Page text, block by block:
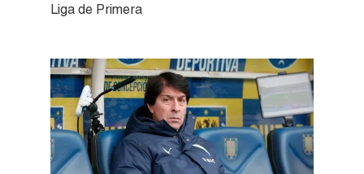
Liga de Primera